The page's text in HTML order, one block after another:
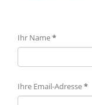
Ihr Name*
Ihre Email-Adresse*